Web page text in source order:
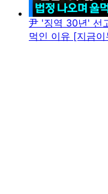
尹 '징역 30년' 선
먹인 이유 [지금이